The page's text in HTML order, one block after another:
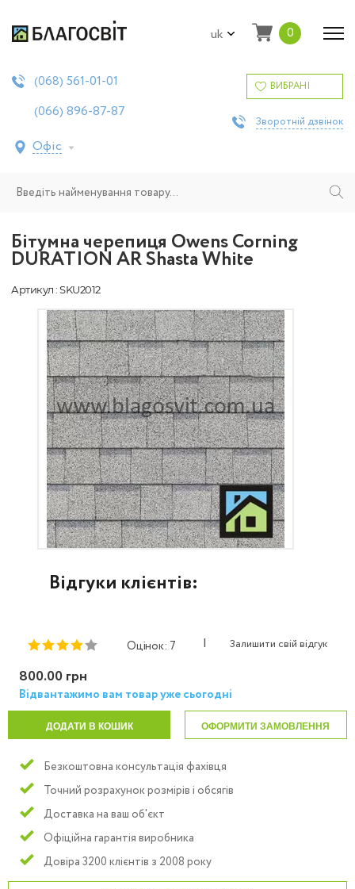
uk 0
(068) 561-01-01
(066) 896-87-87
Офіс
ВИБРАНІ
Зворотній дзвінок
Бітумна черепиця Owens Corning
DURATION AR Shasta White
Артикул : SKU2012
Відгуки клієнтів:
Оцінок: 7 | Залишити свій відгук
800.00 грн
Відвантажимо вам товар уже сьогодні
ДОДАТИ В КОШИК ОФОРМИТИ ЗАМОВЛЕННЯ
Безкоштовна консультація фахівця
Точний розрахунок розмірів і обсягів
Доставка на ваш об'єкт
Офіційна гарантія виробника
Довіра 3200 клієнтів з 2008 року